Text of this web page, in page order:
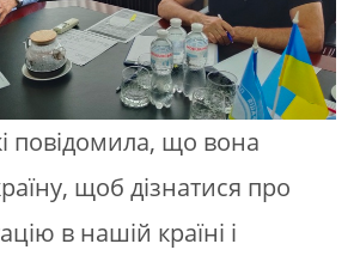
повідомила, що вона
щоб дізнатися про
в нашій країні і